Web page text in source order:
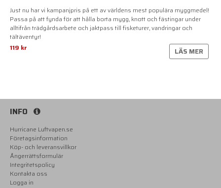
Just nu har vi kampanjpris på ett av världens mest populära myggmedel!
Passa på att fynda för att hålla borta mygg, knott och fästingar under
alltifrån trädgårdsarbete och jaktpass till fisketurer, vandringar och
tältäventyr!
119 kr
LÄS MER
INFO
Hurricane Luftvapen.se
Företagsinformation
Köp- och leveransvillkor
Ångerrättsformulär
Integritetspolicy
Kontakta oss
Logga in